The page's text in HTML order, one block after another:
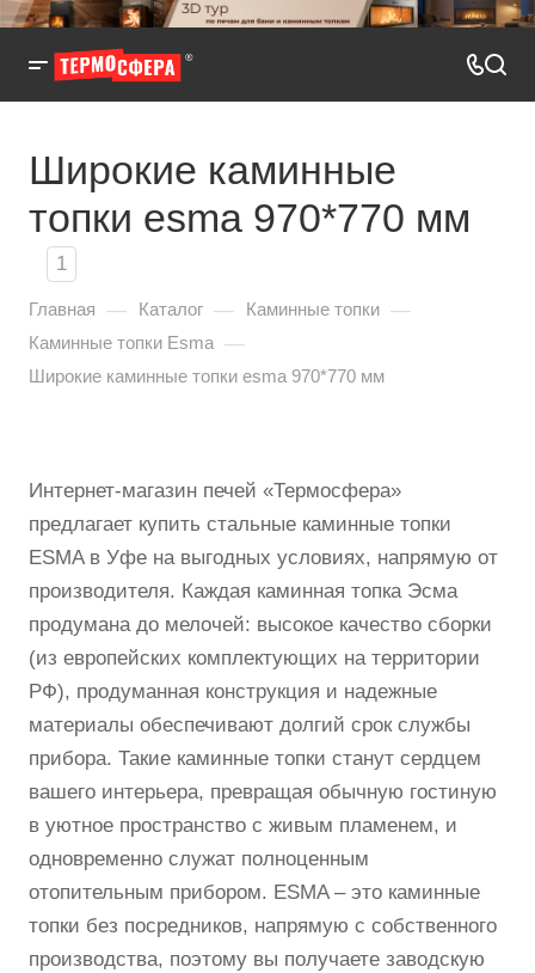
Широкие каминные
топки esma 970*770 мм
1
Главная — Каталог — Каминные топки —
Каминные топки Esma —
Широкие каминные топки esma 970*770 мм
Интернет-магазин печей «Термосфера»
предлагает купить стальные каминные топки
ESMA в Уфе на выгодных условиях, напрямую от
производителя. Каждая каминная топка Эсма
продумана до мелочей: высокое качество сборки
(из европейских комплектующих на территории
РФ), продуманная конструкция и надежные
материалы обеспечивают долгий срок службы
прибора. Такие каминные топки станут сердцем
вашего интерьера, превращая обычную гостиную
в уютное пространство с живым пламенем, и
одновременно служат полноценным
отопительным прибором. ESMA – это каминные
топки без посредников, напрямую с собственного
производства, поэтому вы получаете заводскую